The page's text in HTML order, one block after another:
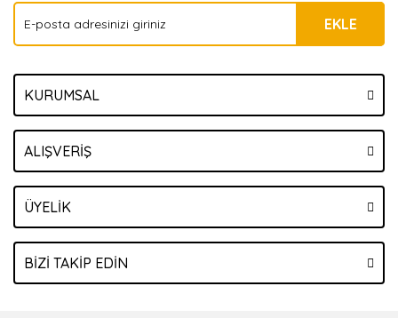
EKLE
KURUMSAL
ALIŞVERİŞ
ÜYELİK
BİZİ TAKİP EDİN